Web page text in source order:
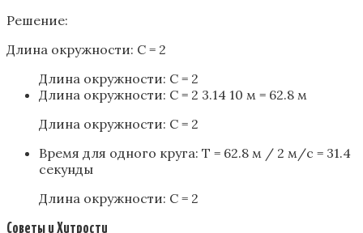
Решение:
Длина окружности: C = 2
Длина окружности: C = 2
Длина окружности: C = 2 3.14 10 м = 62.8 м
Длина окружности: C = 2
Время для одного круга: T = 62.8 м / 2 м/с = 31.4
секунды
Длина окружности: C = 2
Советы и Хитрости